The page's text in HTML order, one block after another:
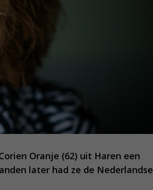
Oranje (62) uit Haren een
later had ze de Nederlandse